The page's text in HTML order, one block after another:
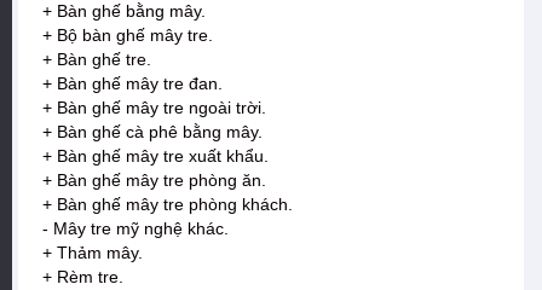
+ Bàn ghế bằng mây.
+ Bộ bàn ghế mây tre.
+ Bàn ghế tre.
+ Bàn ghế mây tre đan.
+ Bàn ghế mây tre ngoài trời.
+ Bàn ghế cà phê bằng mây.
+ Bàn ghế mây tre xuất khẩu.
+ Bàn ghế mây tre phòng ăn.
+ Bàn ghế mây tre phòng khách.
- Mây tre mỹ nghệ khác.
+ Thảm mây.
+ Rèm tre.